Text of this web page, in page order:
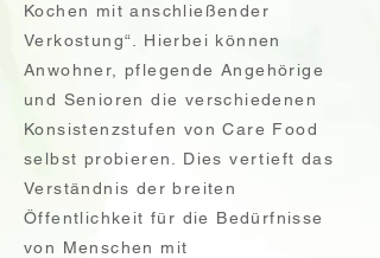
Kochen mit anschließender
Verkostung“. Hierbei können
Anwohner, pflegende Angehörige
und Senioren die verschiedenen
Konsistenzstufen von Care Food
selbst probieren. Dies vertieft das
Verständnis der breiten
Öffentlichkeit für die Bedürfnisse
von Menschen mit